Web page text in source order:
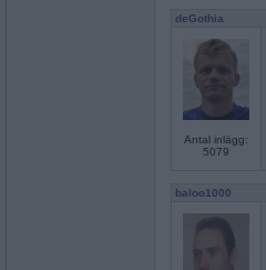
deGothia
Antal inlägg:
5079
baloo1000